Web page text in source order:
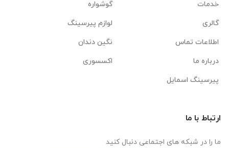
خدمات
گالری
اطلاعات تماس
درباره ما
پیرسینگ اسمایل
گوشواره
لوازم پیرسینگ
نگین دندان
اکسسوری
ارتباط با ما
ما را در شبکه های اجتماعی دنبال کنید